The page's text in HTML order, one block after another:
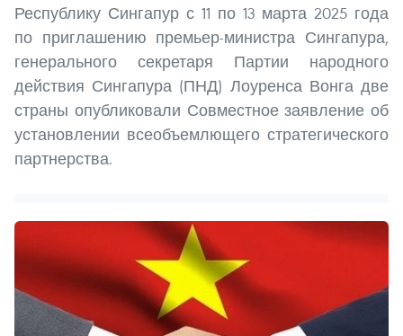
Республику Сингапур с 11 по 13 марта 2025 года
по приглашению премьер-министра Сингапура,
генерального секретаря Партии народного
действия Сингапура (ПНД) Лоуренса Вонга две
страны опубликовали Совместное заявление об
установлении всеобъемлющего стратегического
партнерства.